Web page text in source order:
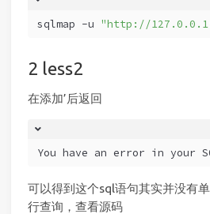
sqlmap -u "http://
less2
在添加’后返回
You have an error in your
可以得到这个sql语句其实并没有
行查询，查看源码